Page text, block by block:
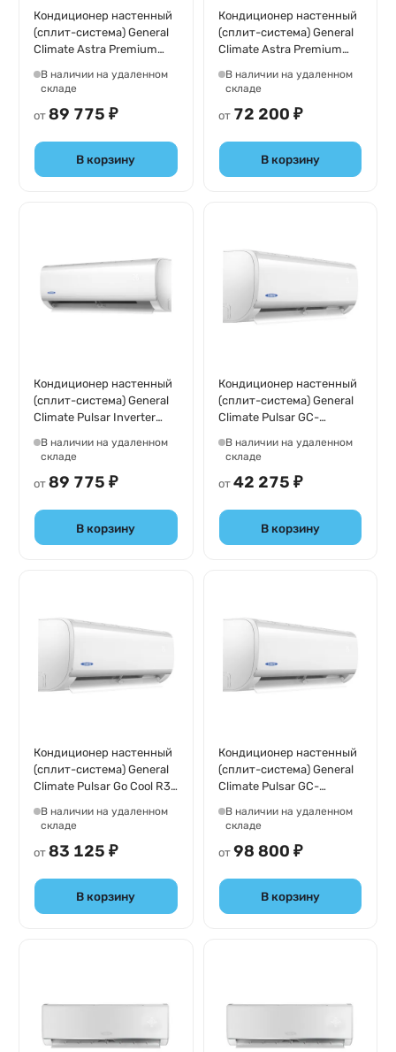
Кондиционер настенный
(сплит-система) General
Climate Astra Premium
В наличии на удаленном
складе
от 89 775 ₽
В корзину
Кондиционер настенный
(сплит-система) General
Climate Astra Premium
В наличии на удаленном
складе
от 72 200 ₽
В корзину
Кондиционер настенный
(сплит-система) General
Climate Pulsar Inverter
В наличии на удаленном
складе
от 89 775 ₽
В корзину
Кондиционер настенный
(сплит-система) General
Climate Pulsar GC-
В наличии на удаленном
складе
от 42 275 ₽
В корзину
Кондиционер настенный
(сплит-система) General
Climate Pulsar Go Cool R32
RE18HR32/GU-RE18H32
В наличии на удаленном
складе
от 83 125 ₽
В корзину
Кондиционер настенный
(сплит-система) General
Climate Pulsar GC-
В наличии на удаленном
складе
от 98 800 ₽
В корзину